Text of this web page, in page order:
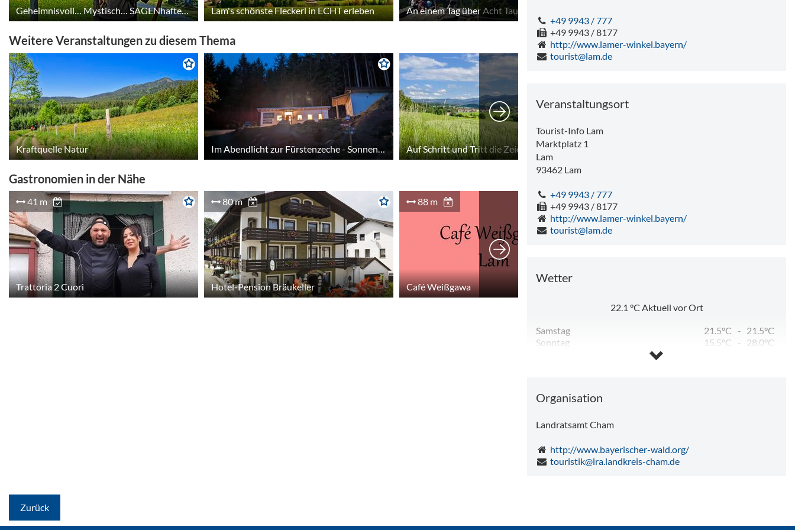
Geheimnisvoll… Mystisch… SAGENhafter Rundweg (Familienwanderung) Lam's schönste Fleckerl in ECHT erleben
Weitere Veranstaltungen zu diesem Thema
Kraftquelle Natur Im Abendlicht zur Fürstenzeche - Sonnenuntergangsstimmung beim Bergwerk mit Führung unter Tage Auf Schritt und Tritt die Zeichen des Bergbaugebiets der St. Johanneszeche erleben - Montanhistorische Wanderung im Schmelzer Tal
Gastronomien in der Nähe
41 m
Trattoria 2 Cuori
80 m
Hotel-Pension Bräukeller
88 m
Café Weißgawa
89 m
+49 9943 / 777
+49 9943 / 8177
http://www.lamer-winkel.bayern/
tourist@lam.de
Veranstaltungsort
Tourist-Info Lam
Marktplatz 1
Lam
93462 Lam
+49 9943 / 777
+49 9943 / 8177
http://www.lamer-winkel.bayern/
tourist@lam.de
Wetter
22.1 °C Aktuell vor Ort
Samstag 21.5°C - 21.5°C
Sonntag
15.5°C -
28.0°C
Organisation
Landratsamt Cham
http://www.bayerischer-wald.org/
touristik@lra.landkreis-cham.de
Zurück